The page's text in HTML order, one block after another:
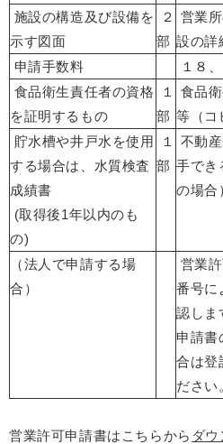
施設の構造及び設備を
示す図面
２
部
営業
設の詳
申請手数料
１８
食品衛生責任者の資格
を証明するもの
１
部
食品
等 （
貯水槽や井戸水を使用
する場合は、水質検査
成績書
(取得後1年以内のも
の)
１
部
不動
手でき
の場合
（法人で申請する場
合）
営業
番号に
認しま
申請書
合は登
ださい
営業許可申請書はこちらから ダウ